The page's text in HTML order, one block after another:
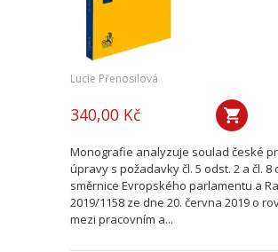
Lucie Přenosilová
340,00 Kč
Monografie analyzuje soulad české
úpravy s požadavky čl. 5 odst. 2 a čl. 8
směrnice Evropského parlamentu a
2019/1158 ze dne 20. června 2019 o
mezi pracovním a...